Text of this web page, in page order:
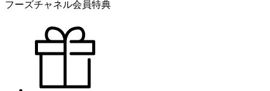
フーズチャネル会員特典